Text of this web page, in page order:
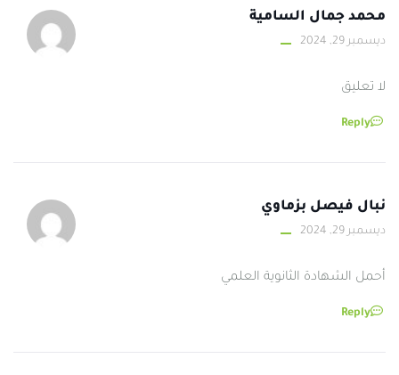
محمد جمال السامية
ديسمبر 29, 2024
لا تعليق
Reply
نبال فيصل بزماوي
ديسمبر 29, 2024
أحمل الشهادة الثانوية العلمي
Reply